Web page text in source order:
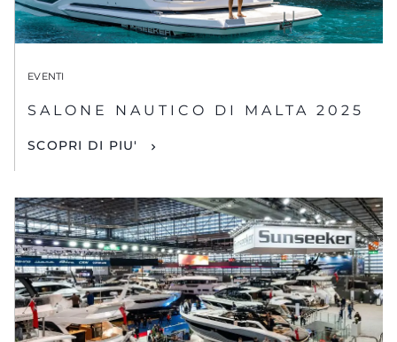
EVENTI
SALONE NAUTICO DI MALTA 2025
SCOPRI DI PIU'